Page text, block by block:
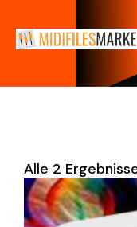
Alle 2